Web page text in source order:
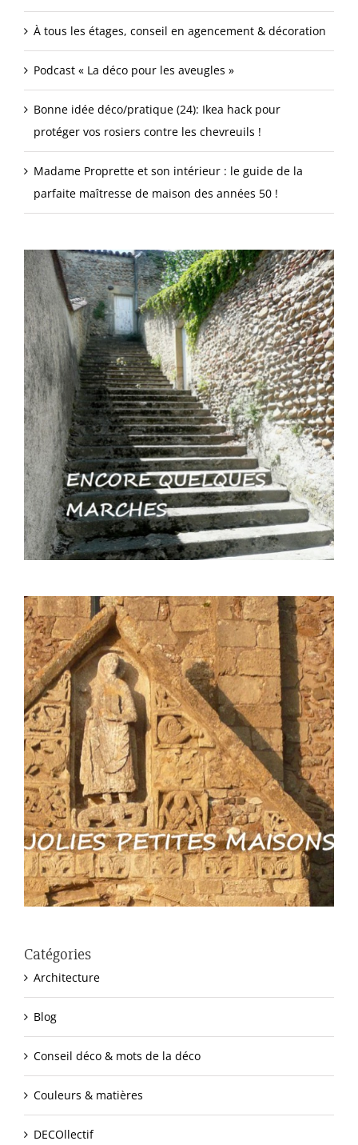
À tous les étages, conseil en agencement & décoration
Podcast « La déco pour les aveugles »
Bonne idée déco/pratique (24): Ikea hack pour
protéger vos rosiers contre les chevreuils !
Madame Proprette et son intérieur : le guide de la
parfaite maîtresse de maison des années 50 !
Catégories
Architecture
Blog
Conseil déco & mots de la déco
Couleurs & matières
DECOllectif